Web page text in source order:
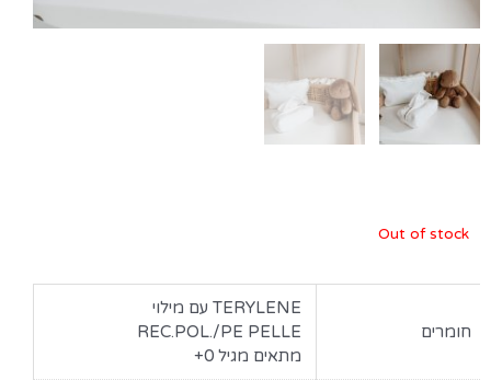
Out of stock
חומרים
TERYLENE עם מילוי
REC.POL./PE PELLE
מתאים מגיל 0+